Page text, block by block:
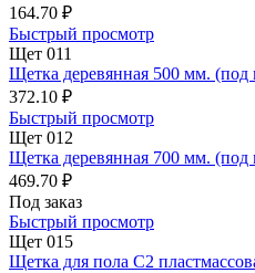
164.70 ₽
Быстрый просмотр
Щет 011
Щетка деревянная 500 мм. (под
372.10 ₽
Быстрый просмотр
Щет 012
Щетка деревянная 700 мм. (под
469.70 ₽
Под заказ
Быстрый просмотр
Щет 015
Щетка для пола С2